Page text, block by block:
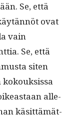
Se, että
ovat
vain
Se, että
siten
alle­
käsit­tämät­